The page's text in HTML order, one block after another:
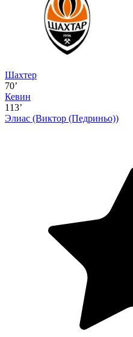
Шахтер
70’
Кевин
113’
Элиас (Виктор (Педриньо))